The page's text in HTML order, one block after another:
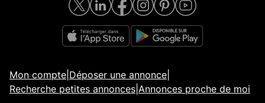
Mon compte Déposer une annonce
Recherche petites annonces Annonces proche de moi